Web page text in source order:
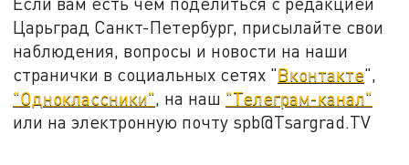
Царьград Санкт-Петербург, присылайте свои
наблюдения, вопросы и новости на наши
странички в социальных сетях "Вконтакте",
"Одноклассники", на наш "Телеграм-канал"
или на электронную почту spb@Tsargrad.TV